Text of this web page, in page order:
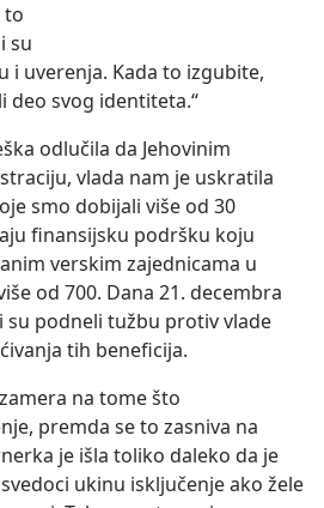
to
su
i uverenja. Kada to izgubite,
deo svog identiteta.“
odlučila da Jehovinim
vlada nam je uskratila
smo dobijali više od 30
finansijsku podršku koju
verskim zajednicama u
od 700. Dana 21. decembra
su podneli tužbu protiv vlade
tih beneficija.
na tome što
premda se to zasniva na
je išla toliko daleko da je
ukinu isključenje ako žele